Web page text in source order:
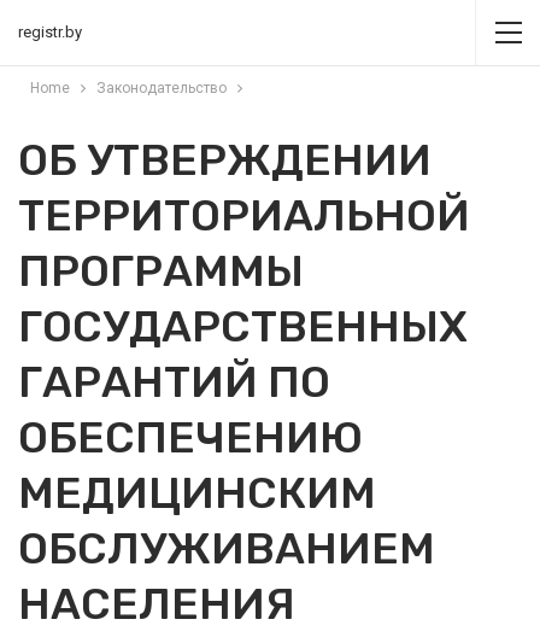
registr.by
Home Законодательство
ОБ УТВЕРЖДЕНИИ
ТЕРРИТОРИАЛЬНОЙ
ПРОГРАММЫ
ГОСУДАРСТВЕННЫХ
ГАРАНТИЙ ПО
ОБЕСПЕЧЕНИЮ
МЕДИЦИНСКИМ
ОБСЛУЖИВАНИЕМ
НАСЕЛЕНИЯ